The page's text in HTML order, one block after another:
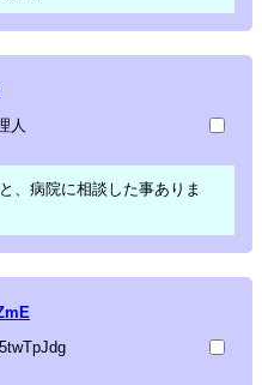
人
、病院に相談した事ありま